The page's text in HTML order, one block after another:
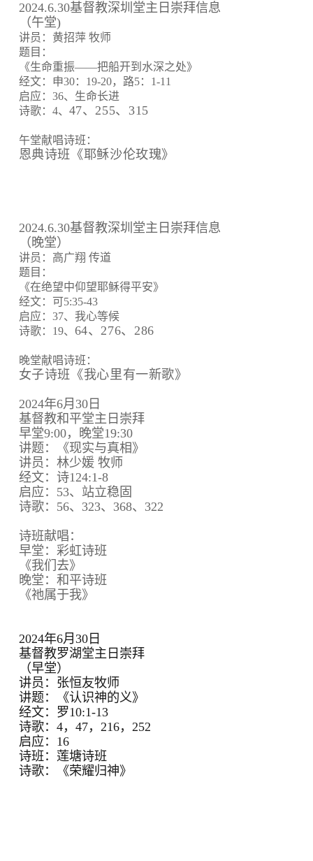
2024.6.30基督教深圳堂主日崇拜信息
（午堂)
讲员：黄招萍 牧师
题目：
《生命重振——把船开到水深之处》
经文：申30：19-20，路5：1-11
启应：36、生命长进
诗歌：4、 47、255、315
午堂献唱诗班：
恩典诗班《耶稣沙伦玫瑰》
2024.6.30基督教深圳堂主日崇拜信息
（晚堂）
讲员：高广翔 传道
题目：
《在绝望中仰望耶稣得平安》
经文：可5:35-43
启应：37、我心等候
诗歌：19、 64、276、 286
晚堂献唱诗班：
女子诗班《我心里有一新歌》
2024年6月30日
基督教和平堂主日崇拜
早堂9:00，晚堂19:30
讲题：《现实与真相》
讲员：林少媛 牧师
经文：诗124:1-8
启应：53、站立稳固
诗歌：56、323、368、322
诗班献唱：
早堂：彩虹诗班
《我们去》
晚堂：和平诗班
《祂属于我》
2024年6月30日
基督教罗湖堂主日崇拜
（早堂）
讲员：张恒友牧师
讲题：《认识神的义》
经文：罗10:1-13
诗歌：4，47，216，252
启应：16
诗班：莲塘诗班
诗歌：《荣耀归神》